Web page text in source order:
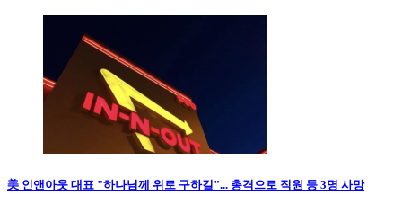
美 인앤아웃 대표 "하나님께 위로 구하길"... 총격으로 직원 등 3명 사망